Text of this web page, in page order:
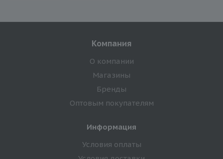
Компания
О компании
Магазины
Бренды
Оптовым покупателям
Информация
Условия оплаты